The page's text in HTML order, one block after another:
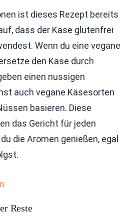
ist dieses Rezept bereits
dass der Käse glutenfrei
Wenn du eine vegane
den Käse durch
einen nussigen
auch vegane Käsesorten
basieren. Diese
das Gericht für jeden
die Aromen genießen, egal
Reste